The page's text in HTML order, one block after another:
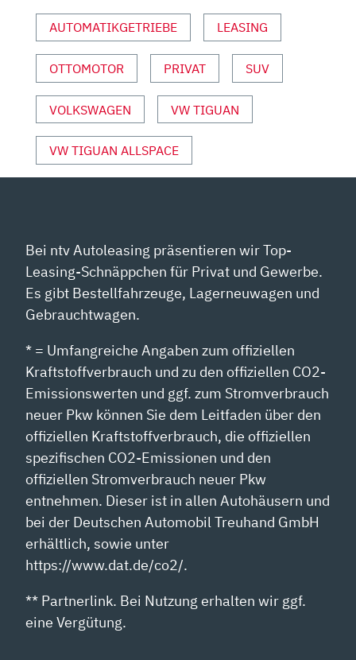
REVIEW
TEST“
VON
ANZEIGEN
AUTOMATIKGETRIEBE LEASING
OTTOMOTOR PRIVAT SUV
VOLKSWAGEN VW TIGUAN
VW TIGUAN ALLSPACE
Bei ntv Autoleasing präsentieren wir Top-
Leasing-Schnäppchen für Privat und Gewerbe.
Es gibt Bestellfahrzeuge, Lagerneuwagen und
Gebrauchtwagen.
* = Umfangreiche Angaben zum offiziellen
Kraftstoffverbrauch und zu den offiziellen CO2-
Emissionswerten und ggf. zum Stromverbrauch
neuer Pkw können Sie dem Leitfaden über den
offiziellen Kraftstoffverbrauch, die offiziellen
spezifischen CO2-Emissionen und den
offiziellen Stromverbrauch neuer Pkw
entnehmen. Dieser ist in allen Autohäusern und
bei der Deutschen Automobil Treuhand GmbH
erhältlich, sowie unter
https://www.dat.de/co2/.
** Partnerlink. Bei Nutzung erhalten wir ggf.
eine Vergütung.